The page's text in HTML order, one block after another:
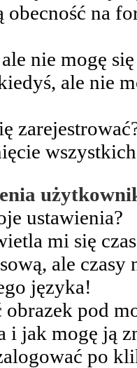
na
nie mogę
ale nie
ustawienia?
mi się
ale czasy
języka!
pod
i jak mogę ją
po